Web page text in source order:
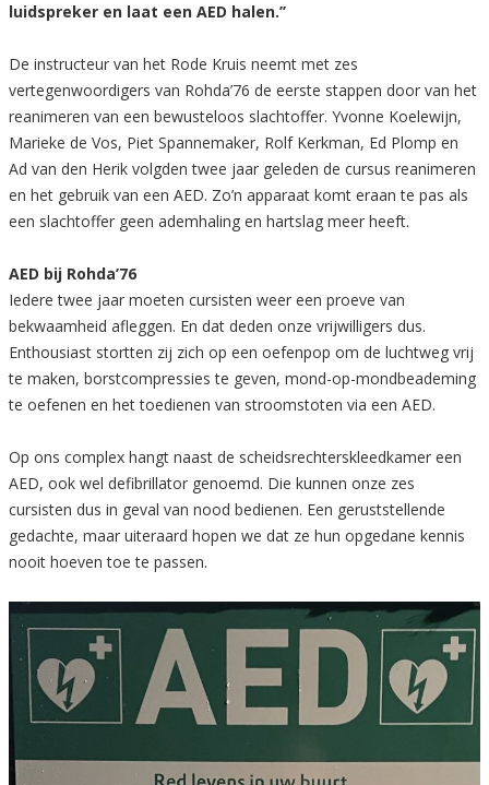
luidspreker en laat een AED halen.’’
De instructeur van het Rode Kruis neemt met zes
vertegenwoordigers van Rohda’76 de eerste stappen door van het
reanimeren van een bewusteloos slachtoffer. Yvonne Koelewijn,
Marieke de Vos, Piet Spannemaker, Rolf Kerkman, Ed Plomp en
Ad van den Herik volgden twee jaar geleden de cursus reanimeren
en het gebruik van een AED. Zo’n apparaat komt eraan te pas als
een slachtoffer geen ademhaling en hartslag meer heeft.
AED bij Rohda’76
Iedere twee jaar moeten cursisten weer een proeve van
bekwaamheid afleggen. En dat deden onze vrijwilligers dus.
Enthousiast stortten zij zich op een oefenpop om de luchtweg vrij
te maken, borstcompressies te geven, mond-op-mondbeademing
te oefenen en het toedienen van stroomstoten via een AED.
Op ons complex hangt naast de scheidsrechterskleedkamer een
AED, ook wel defibrillator genoemd. Die kunnen onze zes
cursisten dus in geval van nood bedienen. Een geruststellende
gedachte, maar uiteraard hopen we dat ze hun opgedane kennis
nooit hoeven toe te passen.